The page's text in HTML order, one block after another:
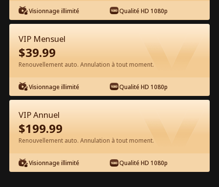
Épisode 48 - Dompter le Lion :
Milliardaire à Vélo Film complet
0-49 50-65 Tous les épisodes
Visionnage illimité Qualité HD 1080p
VIP Mensuel
$39.99
Renouvellement auto. Annulation à tout moment.
Visionnage illimité Qualité HD 1080p
VIP Annuel
$199.99
Renouvellement auto. Annulation à tout moment.
Visionnage illimité Qualité HD 1080p